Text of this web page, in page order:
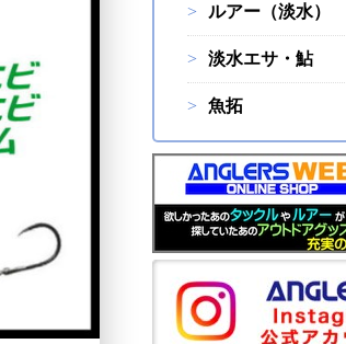
ルアー（淡水）
淡水エサ・鮎
魚拓